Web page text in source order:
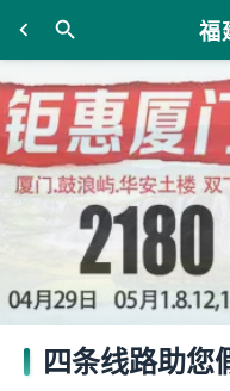
福
四条线路助您